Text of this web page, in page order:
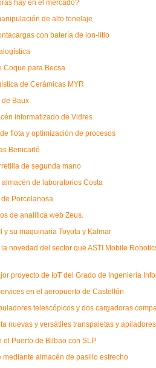
hay en el mercado?
de alto tonelaje
con batería de ion-litio
Coque para Becsa
de Cerámicas MYR
Baux
informatizado de Vidres
flota y optimización de procesos
Benicarló
de segunda mano
de laboratorios Costa
Porcelanosa
de analítica web Zeus.
su maquinaria Toyota y Kalmar
novedad del sector que ASTI Mobile
proyecto de IoT del Grado de Ingeniería
en el aeropuerto de Castellón
telescópicos y dos cargadoras
nuevas y versátiles transpaletas y
Puerto de Bilbao con SLP
almacén de pasillo estrecho